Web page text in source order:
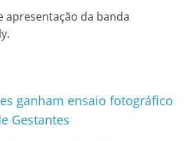
apresentação da banda
ganham ensaio fotográfico
Gestantes